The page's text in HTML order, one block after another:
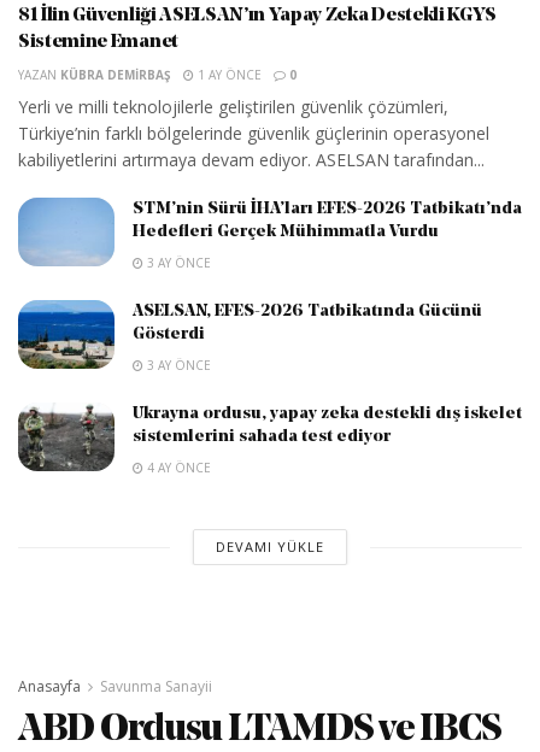
81 İlin Güvenliği ASELSAN’ın Yapay Zeka Destekli KGYS
Sistemine Emanet
YAZAN KÜBRA DEMIRBAŞ 1 AY ÖNCE 0
Yerli ve milli teknolojilerle geliştirilen güvenlik çözümleri,
Türkiye’nin farklı bölgelerinde güvenlik güçlerinin operasyonel
kabiliyetlerini artırmaya devam ediyor. ASELSAN tarafından...
STM’nin Sürü İHA’ları EFES-2026 Tatbikatı’nda
Hedefleri Gerçek Mühimmatla Vurdu
3 AY ÖNCE
ASELSAN, EFES-2026 Tatbikatında Gücünü
Gösterdi
3 AY ÖNCE
Ukrayna ordusu, yapay zeka destekli dış iskelet
sistemlerini sahada test ediyor
4 AY ÖNCE
DEVAMI YÜKLE
Anasayfa Savunma Sanayii
ABD Ordusu LTAMDS ve IBCS